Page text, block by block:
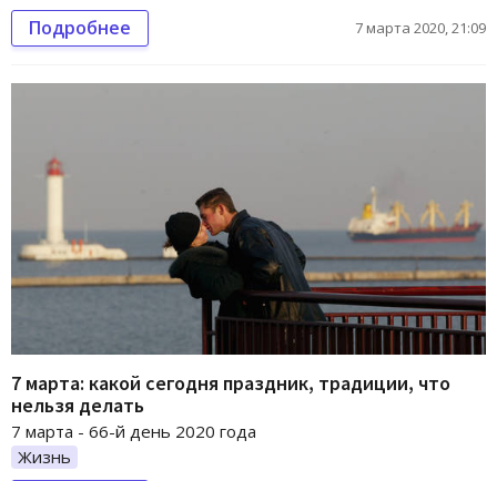
Подробнее 7 марта 2020, 21:09
7 марта: какой сегодня праздник, традиции, что
нельзя делать
7 марта - 66-й день 2020 года
Жизнь